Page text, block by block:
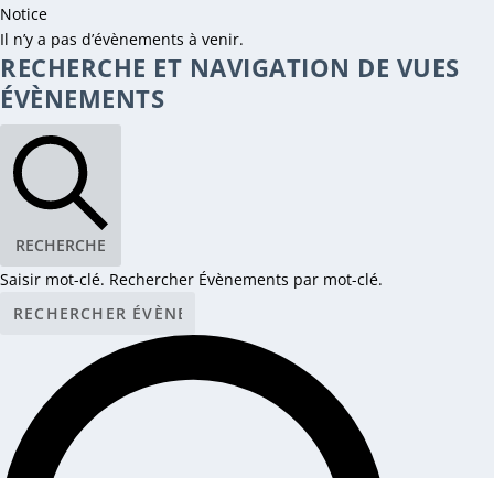
Notice
Il n’y a pas d’évènements à venir.
RECHERCHE ET NAVIGATION DE VUES
ÉVÈNEMENTS
RECHERCHE
Saisir mot-clé. Rechercher Évènements par mot-clé.